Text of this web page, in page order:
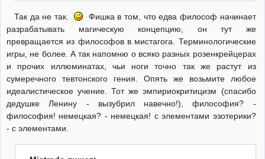
Так да не так.
Фишка в том, что едва философ начинает
разрабатывать магическую концепцию, он тут же
превращается из философов в мистагога. Терминологические
игры, не более. А так напомню о всяко разных розенкрейцерах
и прочих иллюминатах, чьи ноги точно так же растут из
сумеречного тевтонского гения. Опять же возьмите любое
идеалистическое учение. Тот же эмпириокритицизм (спасибо
дедушке Ленину - вызубрил навечно!), философия? -
философия! немецкая? - немецкая! с элементами эзотерики?
- с элементами.